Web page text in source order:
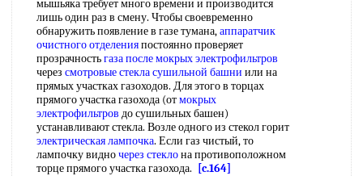
мышьяка требует много времени и производится
лишь один раз в смену. Чтобы своевременно
обнаружить появление в газе тумана,аппаратчик
очистного отделенияпостоянно проверяет
прозрачностьгаза послемокрых электрофильтров
через смотровые стекласушильной башни или на
прямых участках газоходов. Для этого в торцах
прямого участка газохода (отмокрых
электрофильтров до сушильных башен)
устанавливают стекла. Возле одного из стекол горит
электрическая лампочка. Если газ чистый, то
лампочку видночерез стеклона противоположном
торце прямого участка газохода.
[c.164]